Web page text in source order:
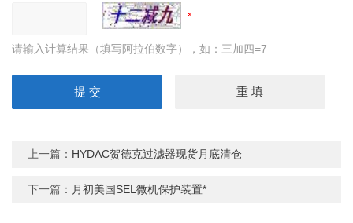
请输入计算结果（填写阿拉伯数字），如：三加四=7
上一篇： HYDAC贺德克过滤器现货月底清仓
下一篇： 月初美国SEL微机保护装置*